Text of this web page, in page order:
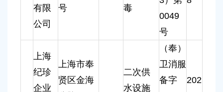
有限
公司
号
毒
0049
号
上海
纪珍
企业
上海市奉
贤区金海
二次供
水设施
（奉）
卫消服
备字
202